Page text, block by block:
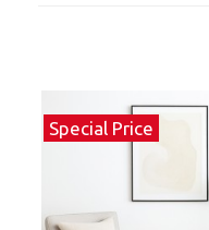
Special Price